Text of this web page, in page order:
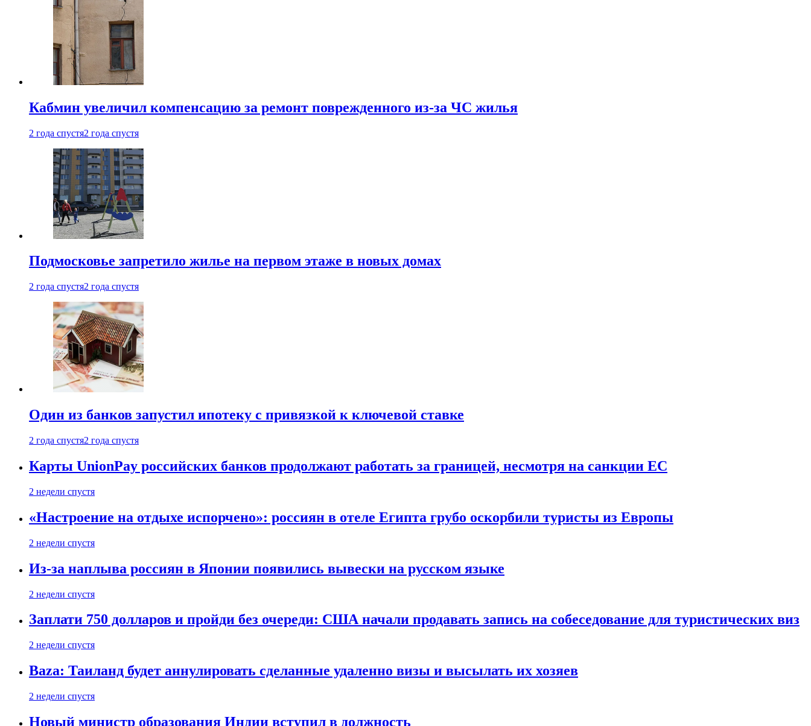
Кабмин увеличил компенсацию за ремонт поврежденного из-за ЧС жилья
2 года спустя2 года спустя
Подмосковье запретило жилье на первом этаже в новых домах
2 года спустя2 года спустя
Один из банков запустил ипотеку с привязкой к ключевой ставке
2 года спустя2 года спустя
Карты UnionPay российских банков продолжают работать за границей, несмотря на санкции ЕС
2 недели спустя
«Настроение на отдыхе испорчено»: россиян в отеле Египта грубо оскорбили туристы из Европы
2 недели спустя
Из-за наплыва россиян в Японии появились вывески на русском языке
2 недели спустя
Заплати 750 долларов и пройди без очереди: США начали продавать запись на собеседование для туристических виз
2 недели спустя
Baza: Таиланд будет аннулировать сделанные удаленно визы и высылать их хозяев
2 недели спустя
Новый министр образования Индии вступил в должность